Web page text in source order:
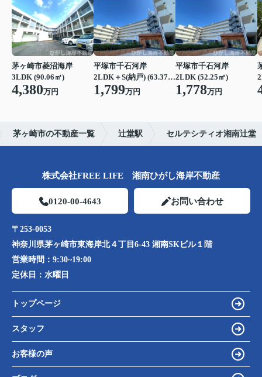
茅ヶ崎市菱沼海岸
3LDK (90.06㎡)
4,380万円
平塚市千石河岸
2LDK＋S(納戸) (63.37㎡)
1,799万円
平塚市千石河岸
2LDK (52.25㎡)
1,778万円
茅ヶ崎市の不動産一覧 辻堂駅 セルテシティオ湘南辻堂
株式会社FREE LIFE 湘南ひがし海岸不動産
0120-00-4643 お問い合わせ
〒253-0053
神奈川県茅ヶ崎市東海岸北４丁目6-43 湘南SKビル１階
営業時間： 9:30~19:00
定休日： 水曜日
トップページ
スタッフ
お客様の声